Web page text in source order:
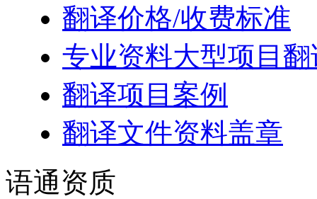
翻译价格/收费标准
专业资料大型项目翻
翻译项目案例
翻译文件资料盖章
语通资质